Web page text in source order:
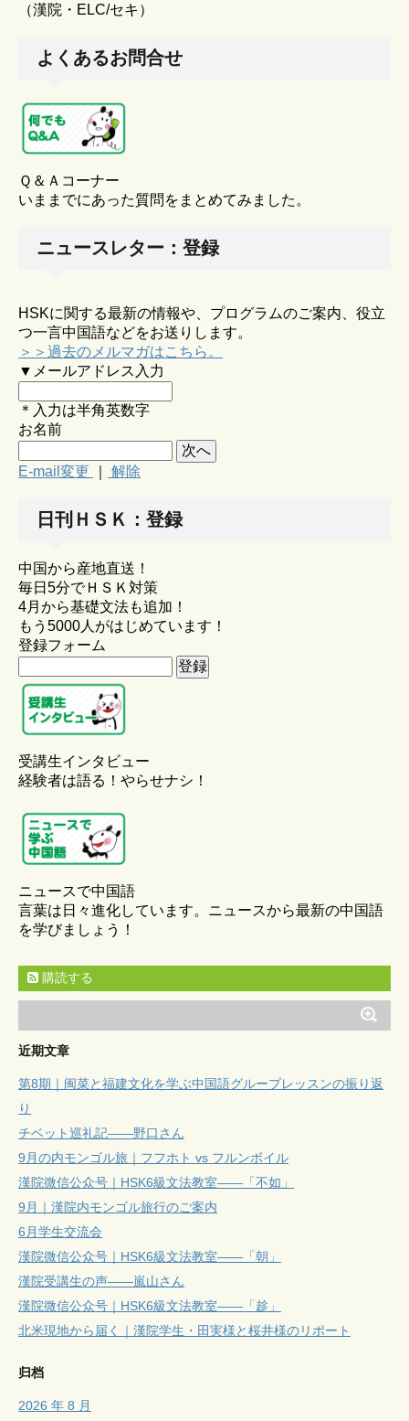
（漢院・ELC/セキ）
よくあるお問合せ
Ｑ＆Ａコーナー
いままでにあった質問をまとめてみました。
ニュースレター：登録
HSKに関する最新の情報や、プログラムのご案内、役立
つ一言中国語などをお送りします。
＞＞過去のメルマガはこちら。
▼メールアドレス入力
＊入力は半角英数字
お名前
E-mail変更 解除
日刊ＨＳＫ：登録
中国から産地直送！
毎日5分でＨＳＫ対策
4月から基礎文法も追加！
もう5000人がはじめています！
登録フォーム
受講生インタビュー
経験者は語る！やらせナシ！
ニュースで中国語
言葉は日々進化しています。ニュースから最新の中国語
を学びましょう！
購読する
近期文章
第8期｜闽菜と福建文化を学ぶ中国語グループレッスンの振り返
り
チベット巡礼記——野口さん
9月の内モンゴル旅｜フフホト vs フルンボイル
漢院微信公众号｜HSK6級文法教室——「不如」
9月｜漢院内モンゴル旅行のご案内
6月学生交流会
漢院微信公众号｜HSK6級文法教室——「朝」
漢院受講生の声——嵐山さん
漢院微信公众号｜HSK6級文法教室——「趁」
北米現地から届く｜漢院学生・田実様と桜井様のリポート
归档
2026 年 8 月